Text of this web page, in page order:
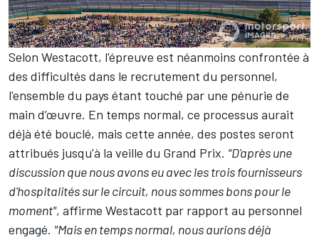
Selon Westacott, l'épreuve est néanmoins confrontée à
des difficultés dans le recrutement du personnel,
l'ensemble du pays étant touché par une pénurie de
main d’œuvre. En temps normal, ce processus aurait
déjà été bouclé, mais cette année, des postes seront
attribués jusqu'à la veille du Grand Prix. "D'après une
discussion que nous avons eu avec les trois fournisseurs
d'hospitalités sur le circuit, nous sommes bons pour le
moment", affirme Westacott par rapport au personnel
engagé. "Mais en temps normal, nous aurions déjà